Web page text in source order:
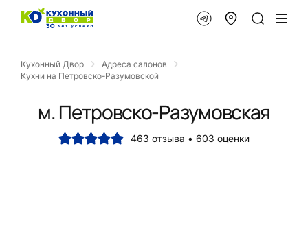
Кухонный Двор
Адреса салонов
Кухни на Петровско-Разумовской
м. Петровско-Разумовская
463 отзыва • 603 оценки